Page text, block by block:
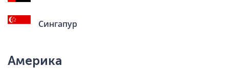
Сингапур
Америка